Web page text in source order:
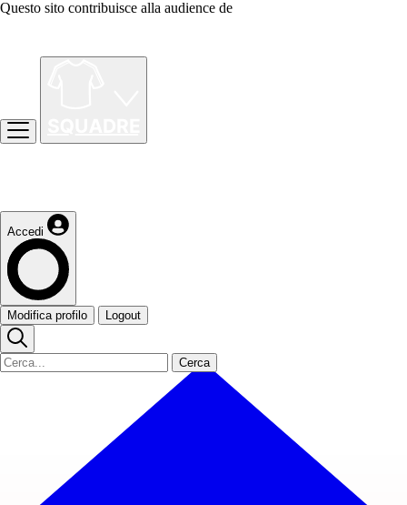
Questo sito contribuisce alla audience de
Accedi
Modifica profilo Logout
Cerca